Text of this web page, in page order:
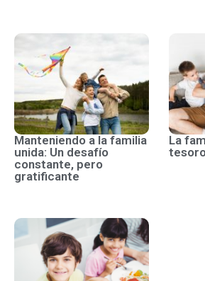
Manteniendo a la familia
unida: Un desafío
constante, pero
gratificante
La